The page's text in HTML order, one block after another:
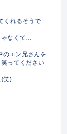
くれるそうで
なくて…
のエン兄さんを
ってください
(笑)